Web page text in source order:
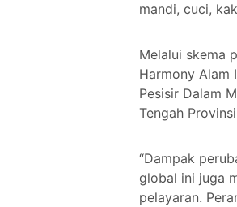
mandi, cuci,
Melalui skema
Harmony Alam
Pesisir Dalam
Tengah
“Dampak
global ini juga
pelayaran.